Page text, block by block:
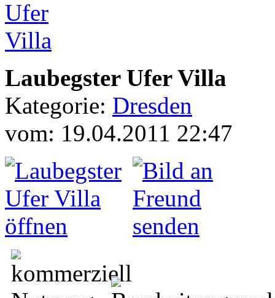
Laubegster Ufer Villa
Kategorie: Dresden
vom: 19.04.2011 22:47